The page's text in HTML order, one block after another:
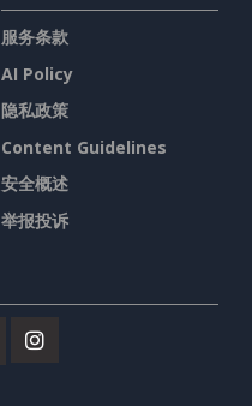
服务条款
AI Policy
隐私政策
Content Guidelines
安全概述
举报投诉